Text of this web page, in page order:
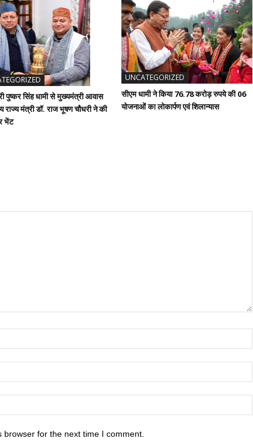
पुष्कर सिंह धामी से मुख्यमंत्री आवास
राज्य मंत्री डॉ. राज भूषण चौधरी ने की
भेंट
UNCATEGORIZED
सीएम धामी ने किया 76.78 करोड़ रुपये की 06
योजनाओं का लोकार्पण एवं शिलान्यास
for the next time I comment.